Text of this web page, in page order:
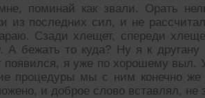
поминай как звали. Орать
из последних сил, и не
Сзади хлещет, спереди
А бежать то куда? Ну я к
появился, я уже по хорошему
процедуры мы с ним конечно
и доброе слово вставлял, не